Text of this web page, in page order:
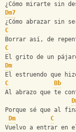
¿Cómo mirarte sin
Dm7
¿Cómo abrazar sin
C
Borrar así, de
C
El grito de un
Dm
El estruendo que
C
Bb
Al abrazo que te
Porque sé que al
Dm
C
Vuelvo a entrar en